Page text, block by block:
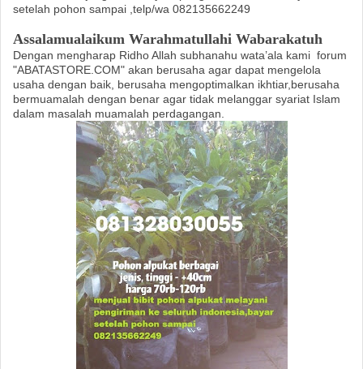
setelah pohon sampai ,telp/wa 082135662249
Assalamualaikum Warahmatullahi Wabarakatuh
Dengan mengharap Ridho Allah subhanahu wata’ala kami forum
"ABATASTORE.COM" akan berusaha agar dapat mengelola
usaha dengan baik, berusaha mengoptimalkan ikhtiar,berusaha
bermuamalah dengan benar agar tidak melanggar syariat Islam
dalam masalah muamalah perdagangan.